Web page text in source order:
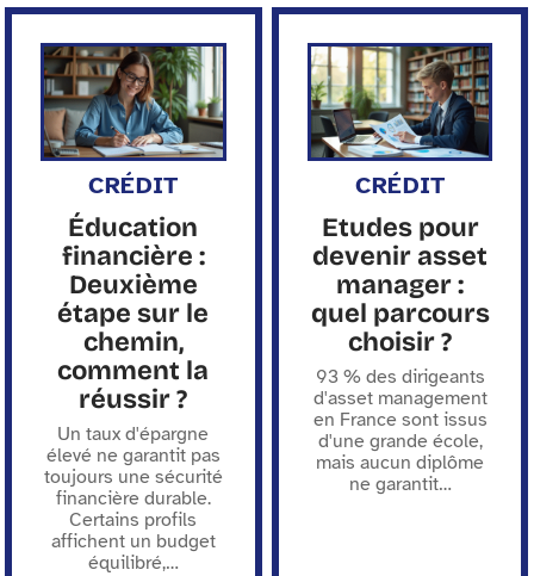
CRÉDIT
Éducation
financière :
Deuxième
étape sur le
chemin,
comment la
réussir ?
Un taux d'épargne
élevé ne garantit pas
toujours une sécurité
financière durable.
Certains profils
affichent un budget
équilibré,…
CRÉDIT
Etudes pour
devenir asset
manager :
quel parcours
choisir ?
93 % des dirigeants
d'asset management
en France sont issus
d'une grande école,
mais aucun diplôme
ne garantit…